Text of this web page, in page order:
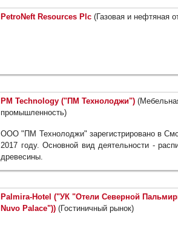
PetroNeft Resources Plc (Газовая и нефтяная
PM Technology ("ПМ Технолоджи")
промышленность)
ООО "ПМ Технолоджи" зарегистрировано в
2017 году. Основной вид деятельности -
древесины.
Palmira-Hotel ("УК "Отели Северной
Nuvo Palace")) (Гостиничный рынок)